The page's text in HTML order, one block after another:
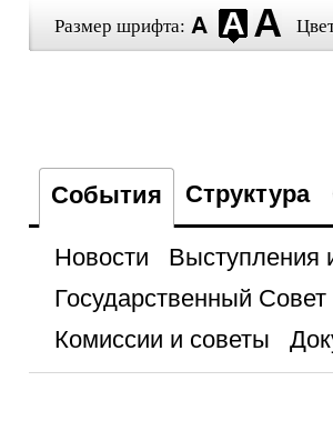
Размер шрифта:
События Структура
Новости
Выступления
Государственный Совет
Комиссии и советы